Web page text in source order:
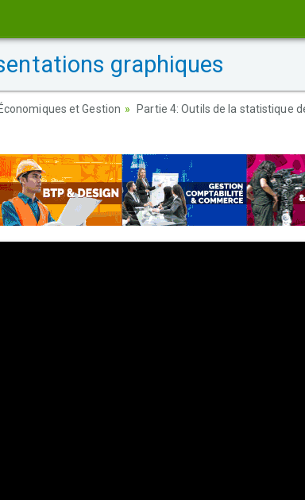
graphiques
et Gestion Partie 4: Outils de la statistique